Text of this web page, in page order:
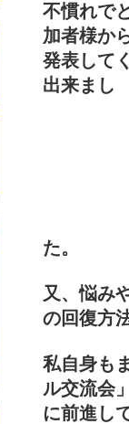
不慣れで
加者様か
発表して
出来まし
又、悩み
の回復方
私自身も
ル交流会
に前進し